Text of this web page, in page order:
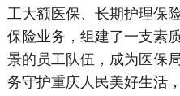
工大额医保、长期护理保
保险业务，组建了一支素
景的员工队伍，成为医保
务守护重庆人民美好生活